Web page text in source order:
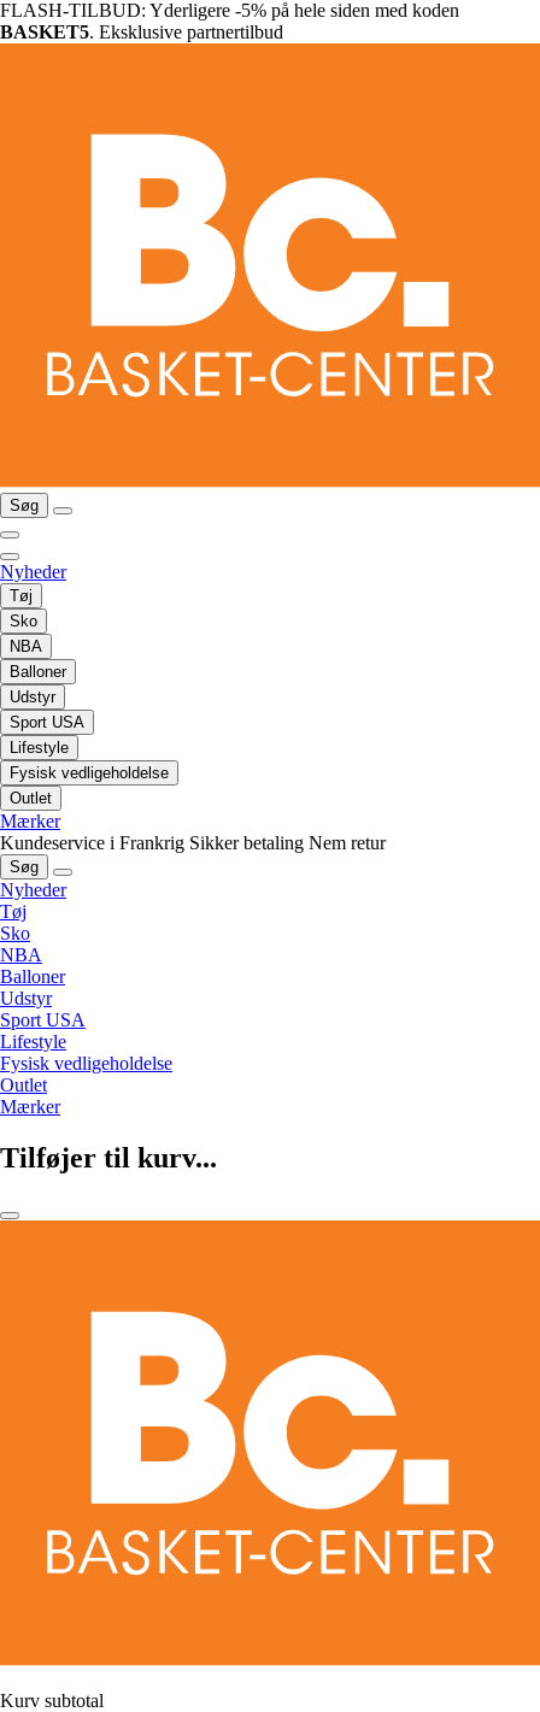
FLASH-TILBUD: Yderligere -5% på hele siden med koden
BASKET5. Eksklusive partnertilbud
Søg
Nyheder
Tøj
Sko
NBA
Balloner
Udstyr
Sport USA
Lifestyle
Fysisk vedligeholdelse
Outlet
Mærker
Kundeservice i Frankrig Sikker betaling Nem retur
Søg
Nyheder
Tøj
Sko
NBA
Balloner
Udstyr
Sport USA
Lifestyle
Fysisk vedligeholdelse
Outlet
Mærker
Tilføjer til kurv...
Kurv subtotal